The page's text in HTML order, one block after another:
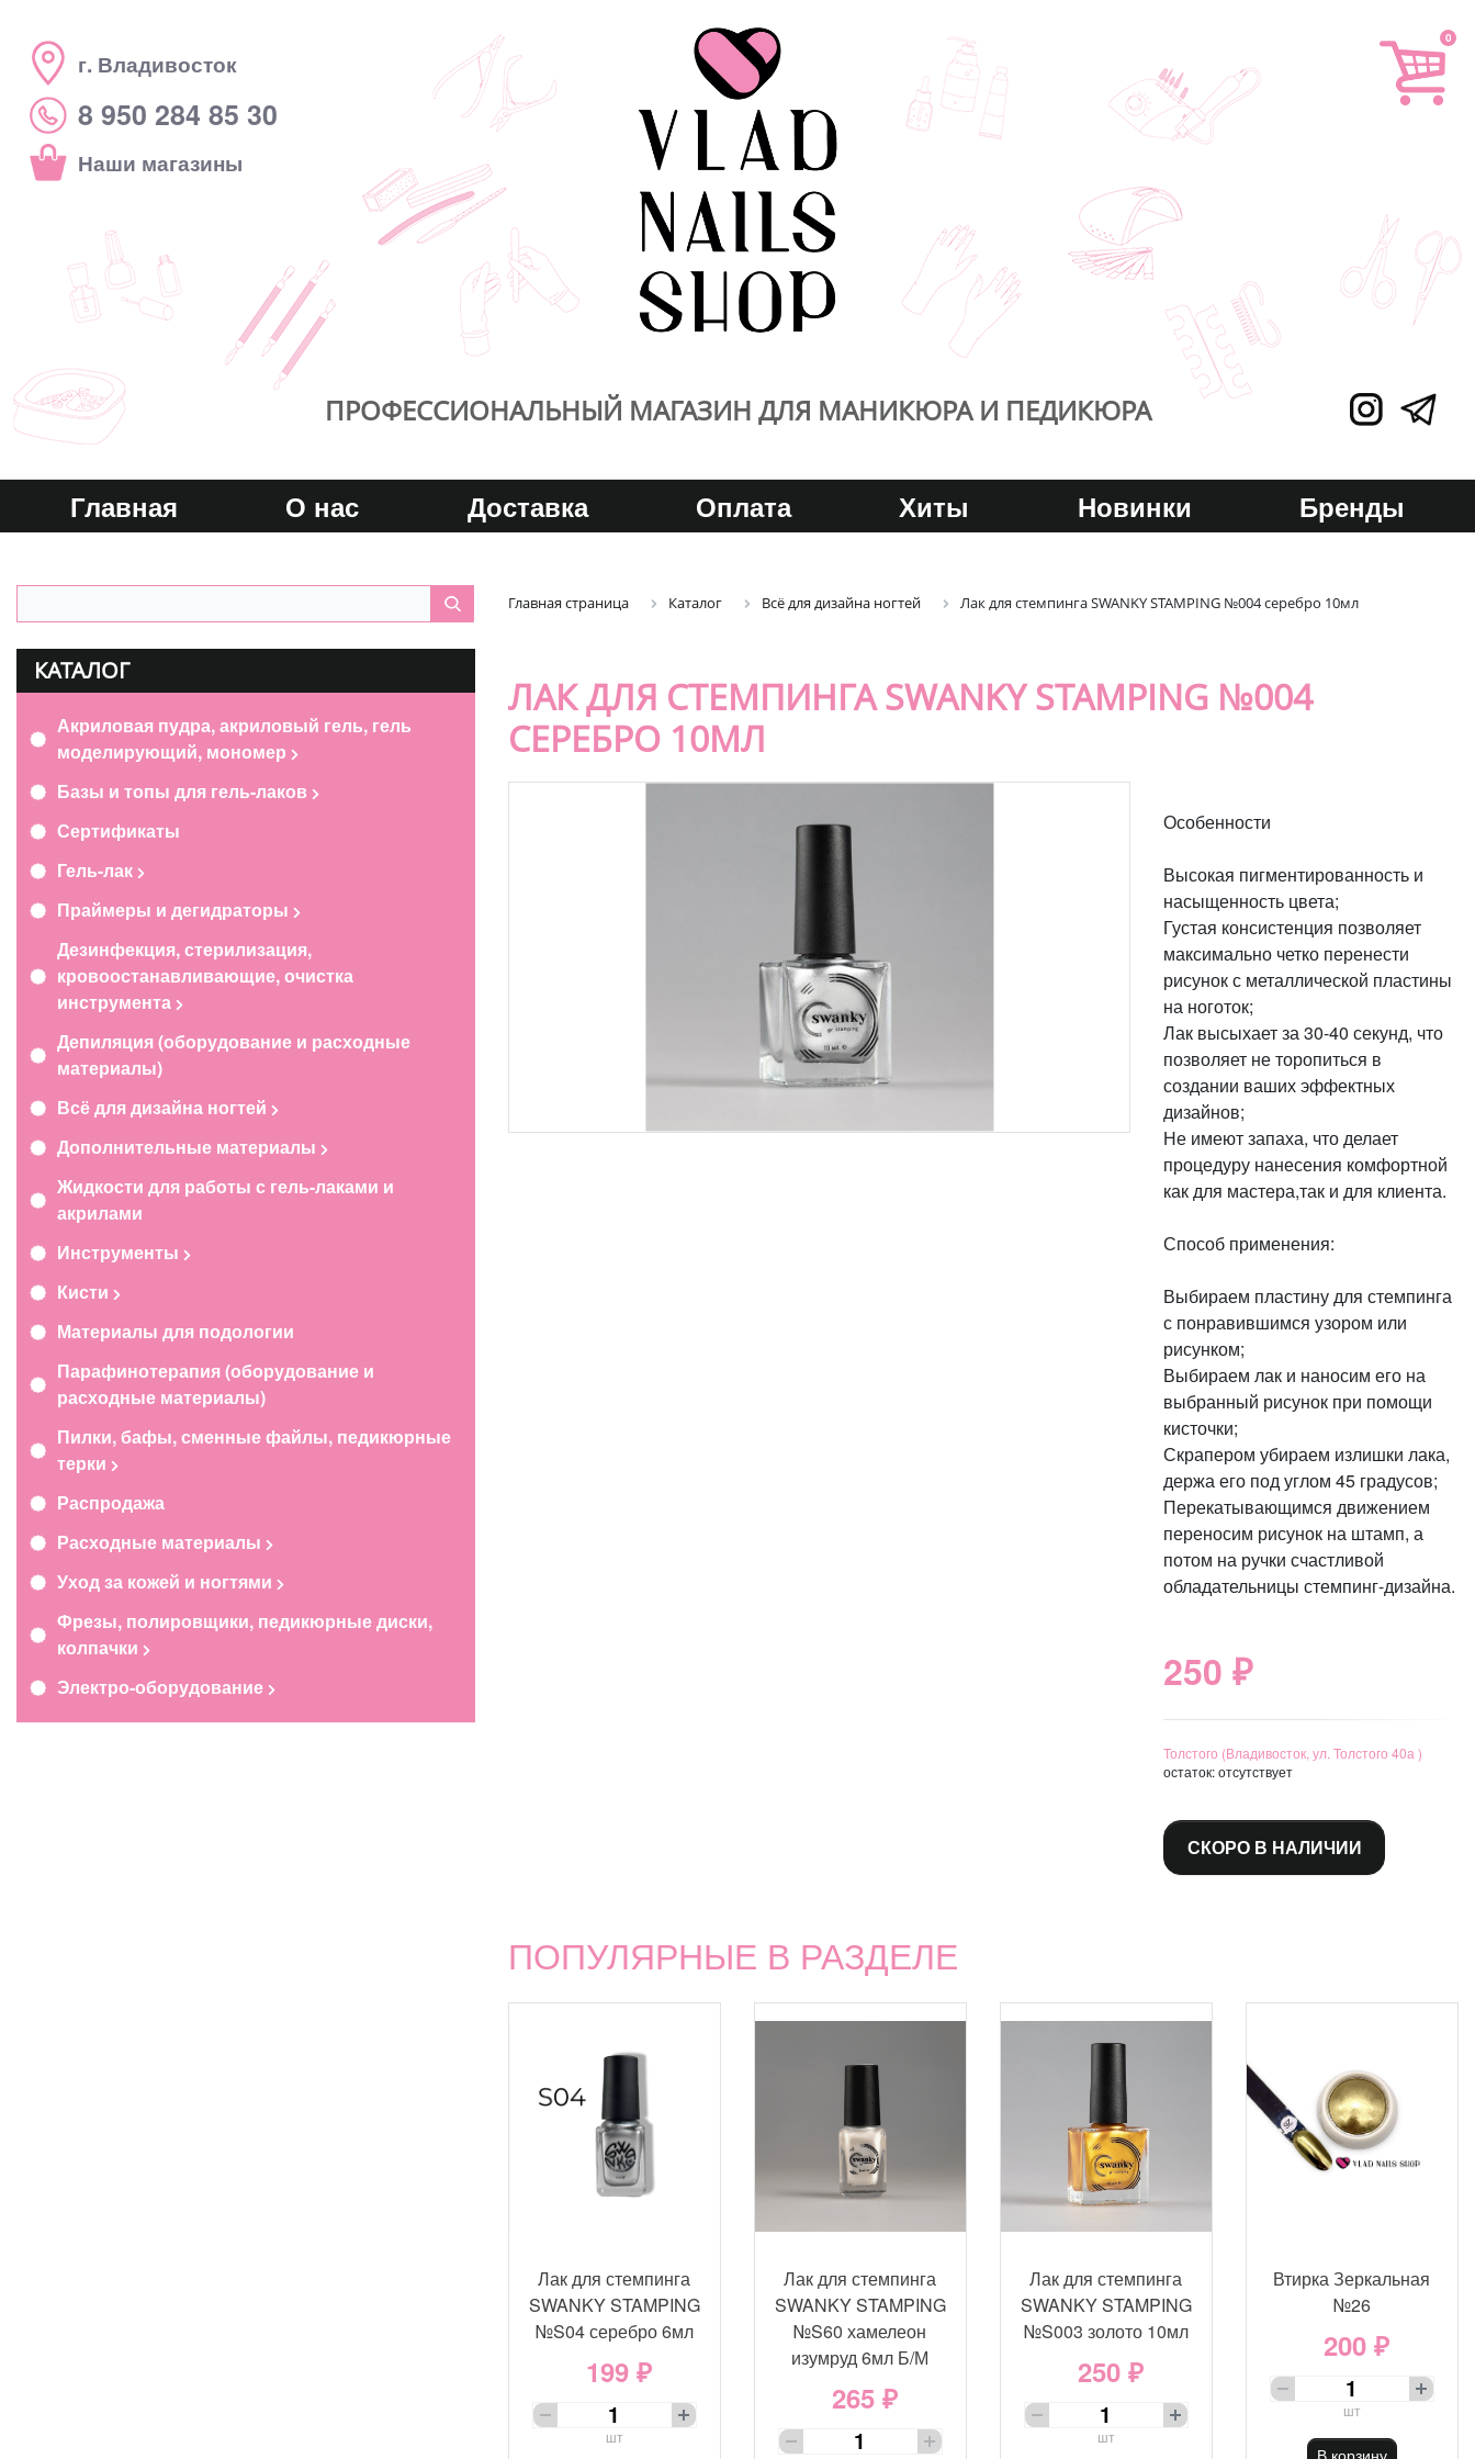
г. Владивосток
8 950 284 85 30
Наши магазины
0
ПРОФЕССИОНАЛЬНЫЙ МАГАЗИН ДЛЯ МАНИКЮРА И ПЕДИКЮРА
Главная О нас Доставка Оплата Хиты Новинки Бренды
Главная страница Каталог Всё для дизайна ногтей Лак для стемпинга SWANKY STAMPING №004 серебро 10мл
КАТАЛОГ
Акриловая пудра, акриловый гель, гель
моделирующий, мономер
Базы и топы для гель-лаков
Сертификаты
Гель-лак
Праймеры и дегидраторы
Дезинфекция, стерилизация,
кровоостанавливающие, очистка
инструмента
Депиляция (оборудование и расходные
материалы)
Всё для дизайна ногтей
Дополнительные материалы
Жидкости для работы с гель-лаками и
акрилами
Инструменты
Кисти
Материалы для подологии
Парафинотерапия (оборудование и
расходные материалы)
Пилки, бафы, сменные файлы, педикюрные
терки
Распродажа
Расходные материалы
Уход за кожей и ногтями
Фрезы, полировщики, педикюрные диски,
колпачки
Электро-оборудование
ЛАК ДЛЯ СТЕМПИНГА SWANKY STAMPING №004
СЕРЕБРО 10МЛ
Особенности
Высокая пигментированность и
насыщенность цвета;
Густая консистенция позволяет
максимально четко перенести
рисунок с металлической пластины
на ноготок;
Лак высыхает за 30-40 секунд, что
позволяет не торопиться в
создании ваших эффектных
дизайнов;
Не имеют запаха, что делает
процедуру нанесения комфортной
как для мастера,так и для клиента.
Способ применения:
Выбираем пластину для стемпинга
с понравившимся узором или
рисунком;
Выбираем лак и наносим его на
выбранный рисунок при помощи
кисточки;
Скрапером убираем излишки лака,
держа его под углом 45 градусов;
Перекатывающимся движением
переносим рисунок на штамп, а
потом на ручки счастливой
обладательницы стемпинг-дизайна.
250 ₽
Толстого (Владивосток, ул. Толстого 40а )
остаток:отсутствует
СКОРО В НАЛИЧИИ
ПОПУЛЯРНЫЕ В РАЗДЕЛЕ
Лак для стемпинга
SWANKY STAMPING
№S04 серебро 6мл
199 ₽
шт
Лак для стемпинга
SWANKY STAMPING
№S60 хамелеон
изумруд 6мл Б/М
265 ₽
Лак для стемпинга
SWANKY STAMPING
№S003 золото 10мл
250 ₽
шт
Втирка Зеркальная
№26
200 ₽
шт